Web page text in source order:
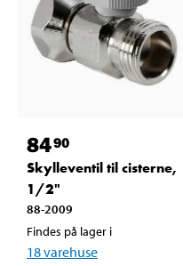
8490
Skylleventil til cisterne,
1/2"
88-2009
Findes på lager i
18varehuse